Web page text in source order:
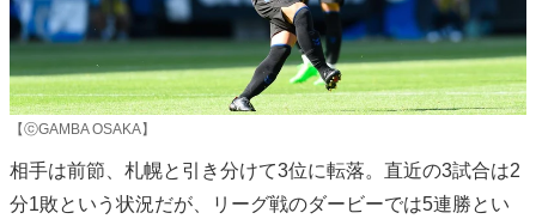
【ⓒGAMBA OSAKA】
相手は前節、札幌と引き分けて3位に転落。直近の3試合は2
分1敗という状況だが、リーグ戦のダービーでは5連勝とい